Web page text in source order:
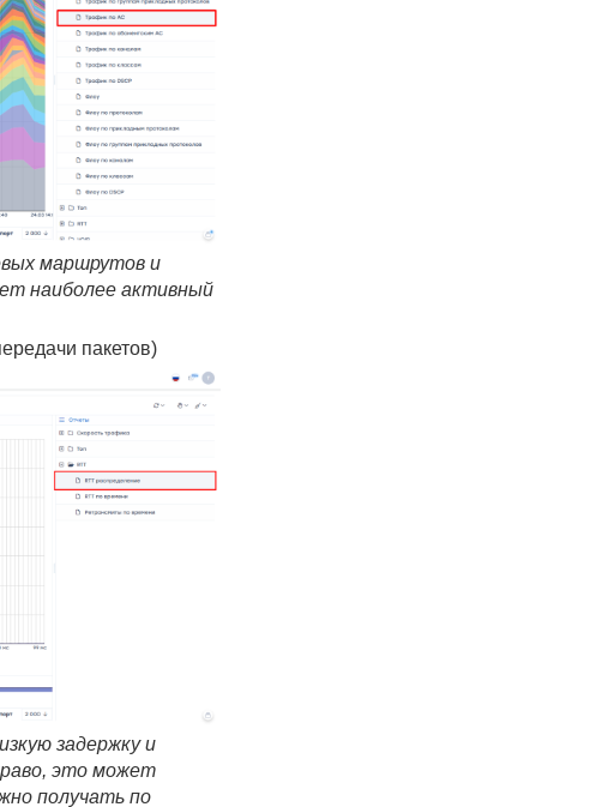
маршрутов и
наиболее активный
пакетов)
задержку и
это может
получать по